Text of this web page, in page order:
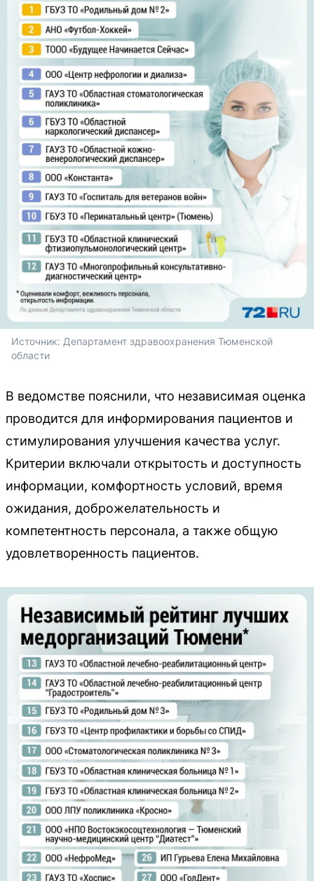
Источник: Департамент здравоохранения Тюменской
области
В ведомстве пояснили, что независимая оценка
проводится для информирования пациентов и
стимулирования улучшения качества услуг.
Критерии включали открытость и доступность
информации, комфортность условий, время
ожидания, доброжелательность и
компетентность персонала, а также общую
удовлетворенность пациентов.